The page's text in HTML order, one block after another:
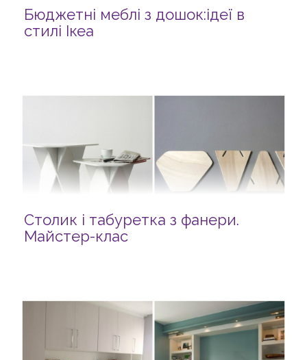
Бюджетні меблі з дошок:ідеї в
стилі Ікеа
Столик і табуретка з фанери.
Майстер-клас